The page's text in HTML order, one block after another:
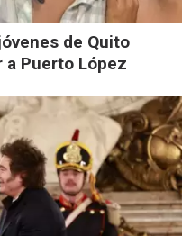
de Quito
a Puerto López